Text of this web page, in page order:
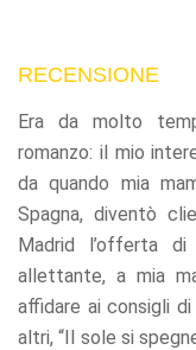
RECENSIONE
Era da molto
romanzo: il mio
da quando mia
Spagna, diventò
Madrid l’offerta
allettante, a mia
affidare ai consigli
altri, “Il sole si